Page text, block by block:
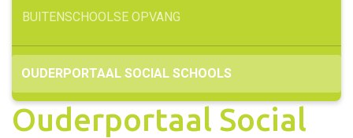
BUITENSCHOOLSE OPVANG
OUDERPORTAAL SOCIAL SCHOOLS
Ouderportaal Social